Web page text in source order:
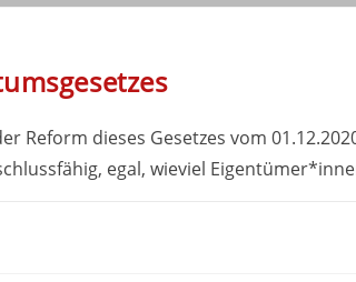
Reform dieses Gesetzes vom
egal, wieviel